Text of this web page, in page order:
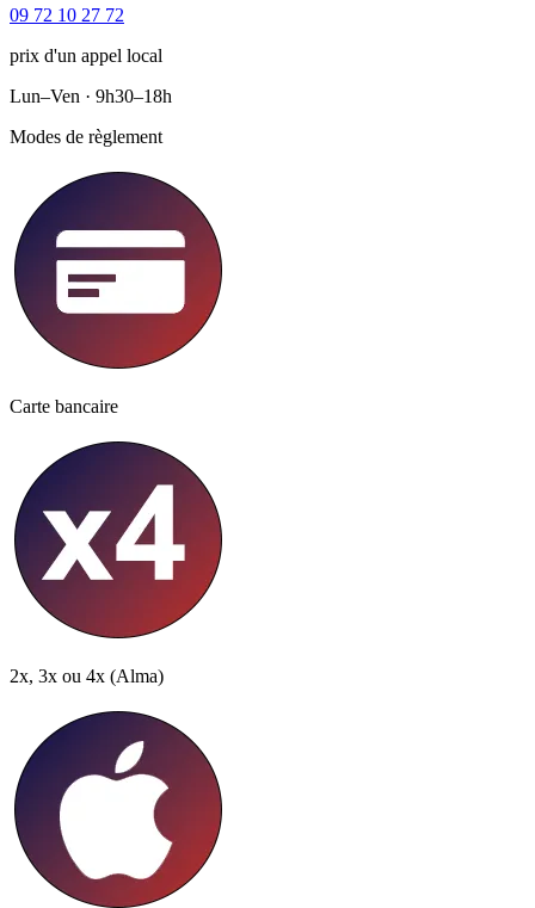
09 72 10 27 72
prix d'un appel local
Lun–Ven · 9h30–18h
Modes de règlement
Carte bancaire
2x, 3x ou 4x (Alma)